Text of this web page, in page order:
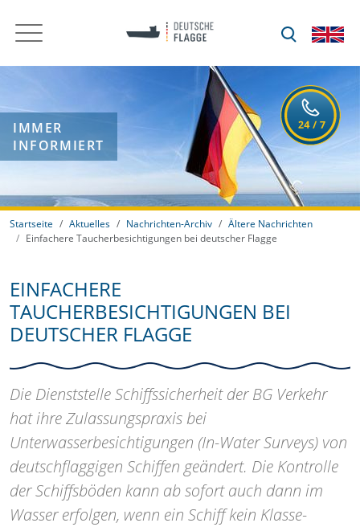
IMMER
INFORMIERT
Startseite Aktuelles Nachrichten-Archiv
Ältere Nachrichten
Einfachere Taucherbesichtigungen bei deutscher Flagge
EINFACHERE
TAUCHERBESICHTIGUNGEN BEI
DEUTSCHER FLAGGE
Die Dienststelle Schiffssicherheit der BG Verkehr
hat ihre Zulassungspraxis bei
Unterwasserbesichtigungen (In-Water Surveys) von
deutschflaggigen Schiffen geändert. Die Kontrolle
der Schiffsböden kann ab sofort auch dann im
Wasser erfolgen, wenn ein Schiff kein Klasse-